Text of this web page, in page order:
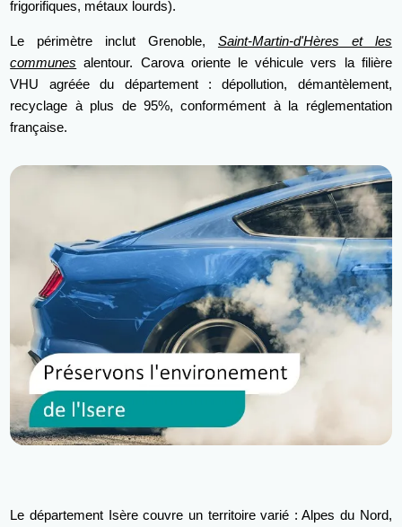
frigorifiques, métaux lourds).
Le périmètre inclut Grenoble, Saint-Martin-d'Hères et les
communes alentour. Carova oriente le véhicule vers la filière
VHU agréée du département : dépollution, démantèlement,
recyclage à plus de 95%, conformément à la réglementation
française.
Le département Isère couvre un territoire varié : Alpes du Nord,